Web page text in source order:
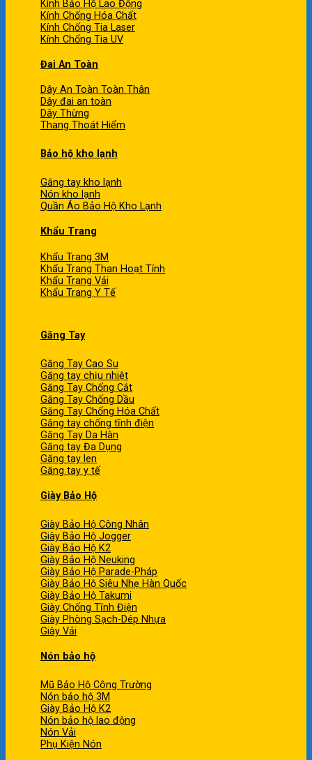
Kính Bảo Hộ Lao Động
Kính Chống Hóa Chất
Kính Chống Tia Laser
Kính Chống Tia UV
Đai An Toàn
Dây An Toàn Toàn Thân
Dây đai an toàn
Dây Thừng
Thang Thoát Hiểm
Bảo hộ kho lạnh
Găng tay kho lạnh
Nón kho lạnh
Quần Áo Bảo Hộ Kho Lạnh
Khẩu Trang
Khẩu Trang 3M
Khẩu Trang Than Hoạt Tính
Khẩu Trang Vải
Khẩu Trang Y Tế
Găng Tay
Găng Tay Cao Su
Găng tay chịu nhiệt
Găng Tay Chống Cắt
Găng Tay Chống Dầu
Găng Tay Chống Hóa Chất
Găng tay chống tĩnh điện
Găng Tay Da Hàn
Găng tay Đa Dụng
Găng tay len
Găng tay y tế
Giày Bảo Hộ
Giày Bảo Hộ Công Nhân
Giày Bảo Hộ Jogger
Giày Bảo Hộ K2
Giày Bảo Hộ Neuking
Giày Bảo Hộ Parade-Pháp
Giày Bảo Hộ Siêu Nhẹ Hàn Quốc
Giày Bảo Hộ Takumi
Giày Chống Tĩnh Điện
Giày Phòng Sạch-Dép Nhựa
Giày Vải
Nón bảo hộ
Mũ Bảo Hộ Công Trường
Nón bảo hộ 3M
Giày Bảo Hộ K2
Nón bảo hộ lao động
Nón Vải
Phụ Kiện Nón